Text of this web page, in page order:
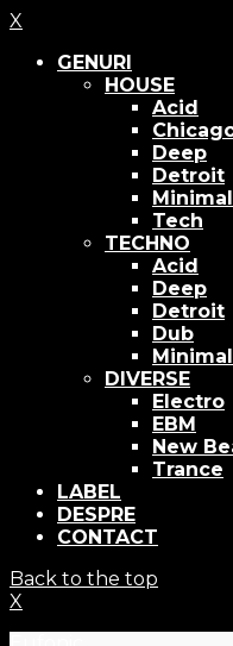
X
GENURI
HOUSE
Acid
Deep
Detroit
Minimal
Tech
TECHNO
Acid
Deep
Detroit
Dub
Minimal
DIVERSE
Electro
EBM
New
Trance
LABEL
DESPRE
CONTACT
Back to the top
X